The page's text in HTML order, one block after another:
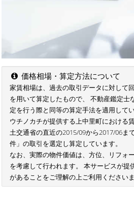
価格相場・算定方法について
家賃相場は、過去の取引データに対して
を用いて算定したもので、 不動産鑑定士
定を行う際と同等の算定手法を適用してい
ウチノカチが提供する上中里町における
土交通省の直近の2015/09から2017/06ま
件」の取引を選定し算定しています。
なお、実際の物件価値は、方位、リフォ
を考慮して行われます。 本サービスが提
があることをご理解の上ご利用ください